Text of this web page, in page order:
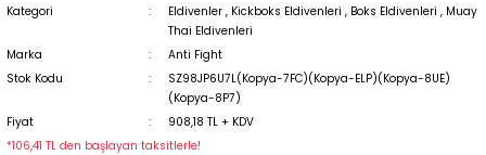
Erkek Kazak/Triko
Kategori Eldivenler , Kickboks Eldivenleri , Boks Eldivenleri , Muay
Thai Eldivenleri
Marka
Anti Fight
Stok Kodu
SZ98JP6U7L(Kopya-7FC)(Kopya-ELP)(Kopya-8UE)
(Kopya-8P7)
Fiyat
908,18 TL + KDV
*106,41 TL den başlayan taksitlerle!